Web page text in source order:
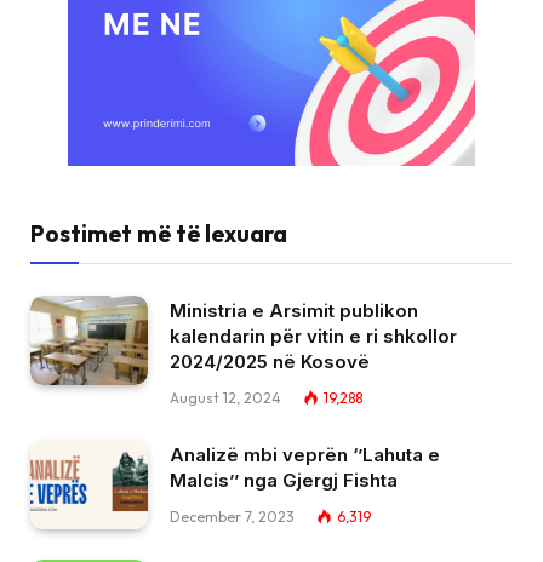
Postimet më të lexuara
Ministria e Arsimit publikon
kalendarin për vitin e ri shkollor
2024/2025 në Kosovë
August 12, 2024 19,288
Analizë mbi veprën ‘’Lahuta e
Malcis’’ nga Gjergj Fishta
December 7, 2023 6,319